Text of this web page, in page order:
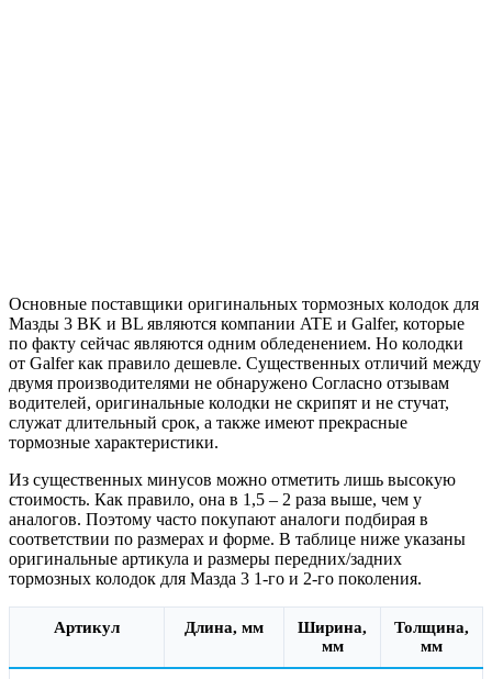
Основные поставщики оригинальных тормозных колодок для
Мазды 3 BK и BL являются компании ATE и Galfer, которые
по факту сейчас являются одним обледенением. Но колодки
от Galfer как правило дешевле. Существенных отличий между
двумя производителями не обнаружено Согласно отзывам
водителей, оригинальные колодки не скрипят и не стучат,
служат длительный срок, а также имеют прекрасные
тормозные характеристики.
Из существенных минусов можно отметить лишь высокую
стоимость. Как правило, она в 1,5 – 2 раза выше, чем у
аналогов. Поэтому часто покупают аналоги подбирая в
соответствии по размерах и форме. В таблице ниже указаны
оригинальные артикула и размеры передних/задних
тормозных колодок для Мазда 3 1-го и 2-го поколения.
Артикул Длина, мм
Ширина,
мм
Толщина,
мм